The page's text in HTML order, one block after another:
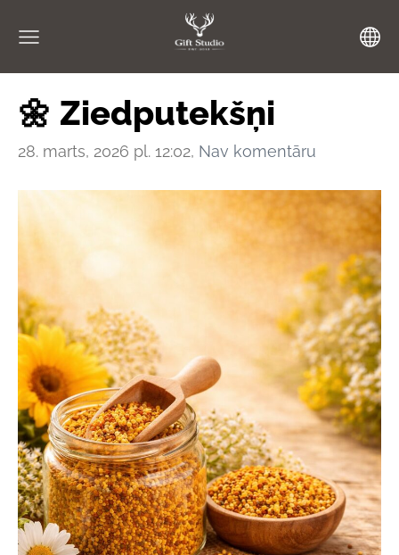
🌼 Ziedputekšņi
28. marts, 2026 pl. 12:02, Nav komentāru